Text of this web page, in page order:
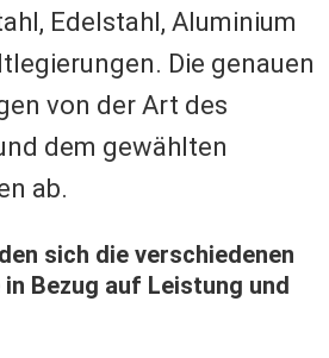
Edelstahl, Aluminium
Die genauen
von der Art des
dem gewählten
ab.
sich die verschiedenen
Bezug auf Leistung und